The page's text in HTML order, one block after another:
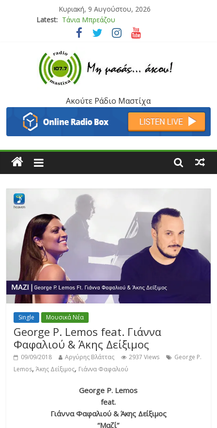
Κυριακή, 9 Αυγούστου, 2026
Latest: Τάνια Μπρεάζου
Bliss
Μάνος Τρυπιάς & Γιώργος Στρατάκης
Ιορδάνης Αγαπητός
Μαριάννα Μασάδη
Ακούτε Ράδιο Μαστίχα
Single Μουσικά Νέα
George P. Lemos feat. Γιάννα
Φαφαλιού & Άκης Δείξιμος
09/09/2018 Αργύρης Βλάττας 2937 Views
George P.
Lemos,Άκης Δείξιμος, Γιάννα Φαφαλιού
George P. Lemos
feat.
Γιάννα Φαφαλιού & Άκης Δείξιμος
“Μαζί”